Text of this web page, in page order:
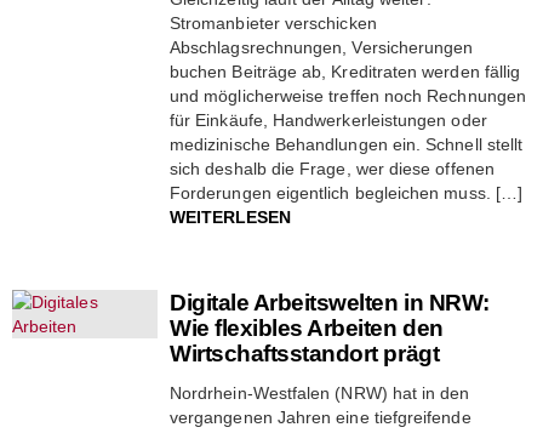
Stromanbieter verschicken
Abschlagsrechnungen, Versicherungen
buchen Beiträge ab, Kreditraten werden fällig
und möglicherweise treffen noch Rechnungen
für Einkäufe, Handwerkerleistungen oder
medizinische Behandlungen ein. Schnell stellt
sich deshalb die Frage, wer diese offenen
Forderungen eigentlich begleichen muss. […]
WEITERLESEN
Digitale Arbeitswelten in NRW:
Wie flexibles Arbeiten den
Wirtschaftsstandort prägt
Nordrhein-Westfalen (NRW) hat in den
vergangenen Jahren eine tiefgreifende